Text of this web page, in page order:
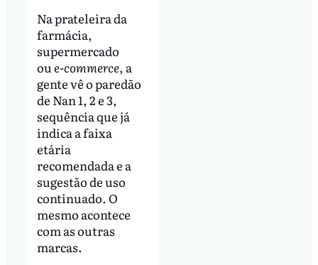
Na prateleira da
farmácia,
supermercado
oue-commerce, a
gente vê o paredão
de Nan 1, 2 e 3,
sequência que já
indica a faixa
etária
recomendada e a
sugestão de uso
continuado. O
mesmo acontece
com as outras
marcas.